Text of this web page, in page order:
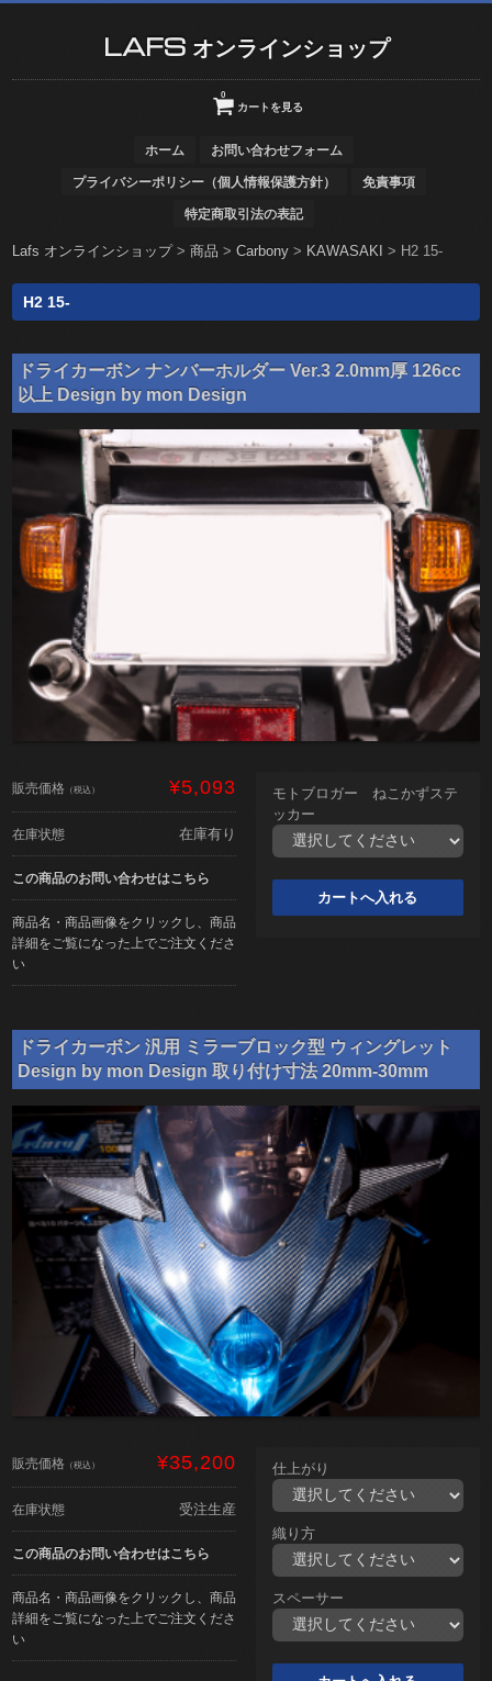
LAFS オンラインショップ
カートを見る
0
ホーム お問い合わせフォーム
プライバシーポリシー（個人情報保護方針） 免責事項
特定商取引法の表記
Lafs オンラインショップ>商品 >Carbony > KAWASAKI > H2 15-
H2 15-
ドライカーボン ナンバーホルダー Ver.3 2.0mm厚 126cc
以上 Design by mon Design
販売価格 （税込） ¥5,093
在庫状態 在庫有り
この商品のお問い合わせはこちら
商品名・商品画像をクリックし、商品
詳細をご覧になった上でご注文くださ
い
モトブロガー ねこかずステ
ッカー
ドライカーボン 汎用 ミラーブロック型 ウィングレット
Design by mon Design 取り付け寸法 20mm-30mm
販売価格 （税込） ¥35,200
在庫状態 受注生産
この商品のお問い合わせはこちら
商品名・商品画像をクリックし、商品
詳細をご覧になった上でご注文くださ
い
仕上がり
織り方
スペーサー